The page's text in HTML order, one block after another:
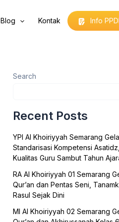
Blog Kontak Info
Search
Recent Posts
YPI Al Khoiriyyah Semarang
Standarisasi Kompetensi
Kualitas Guru Sambut Tahun
RA Al Khoiriyyah 01 Semarang
Qur’an dan Pentas Seni,
Rasul Sejak Dini
MI Al Khoiriyyah 02 Semarang